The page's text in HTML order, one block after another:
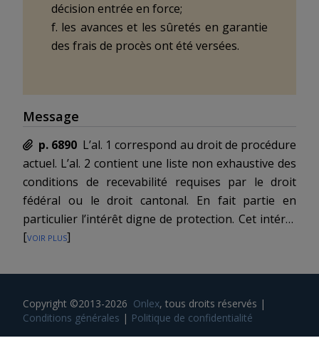
décision entrée en force;
f. les avances et les sûretés en garantie
des frais de procès ont été versées.
Message
p. 6890 L’al. 1 correspond au droit de procédure
actuel. L’al. 2 contient une liste non exhaustive des
conditions de recevabilité requises par le droit
fédéral ou le droit cantonal. En fait partie en
particulier l’intérêt digne de protection. Cet intérêt
peut être de fait ou de droit. Il ne se justifierait pas
Tribunal fédéral soit formulé différemment, plus
tribunaux cantonaux. La loi sur le Tribunal fédéral
[voir plus]
Copyright ©2013-2026 Onlex, tous droits réservés |
Conditions générales | Politique de confidentialité